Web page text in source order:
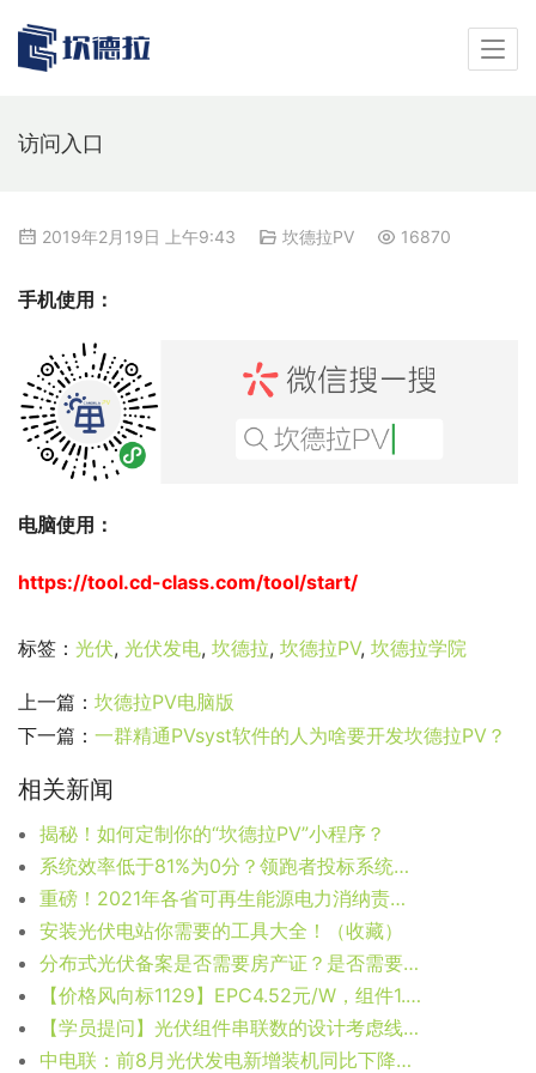
访问入口
2019年2月19日 上午9:43 坎德拉PV 16870
手机使用：
电脑使用：
https://tool.cd-class.com/tool/start/
标签： 光伏, 光伏发电, 坎德拉, 坎德拉PV, 坎德拉学院
上一篇： 坎德拉PV电脑版
下一篇： 一群精通PVsyst软件的人为啥要开发坎德拉PV？
相关新闻
揭秘！如何定制你的“坎德拉PV”小程序？
系统效率低于81%为0分？领跑者投标系统效率最高94%！
重磅！2021年各省可再生能源电力消纳责任权重公布
安装光伏电站你需要的工具大全！（收藏）
分布式光伏备案是否需要房产证？是否需要安评、稳评？
【价格风向标1129】EPC4.52元/W，组件1.99元/W，近期光伏设备、监理、EPC等价格信息
【学员提问】光伏组件串联数的设计考虑线损吗？
中电联：前8月光伏发电新增装机同比下降54.74%